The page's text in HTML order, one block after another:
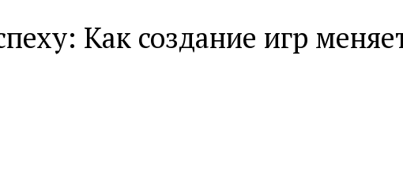
Как создание игр